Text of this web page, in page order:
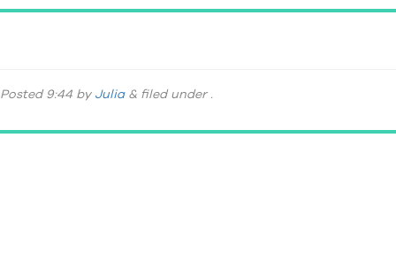
Posted9:44 by Julia & filed under .